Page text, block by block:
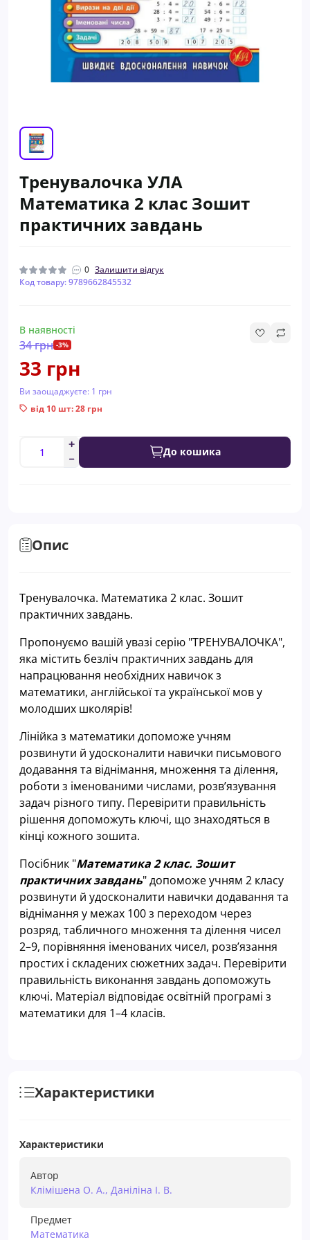
Тренувалочка УЛА
Математика 2 клас Зошит
практичних завдань
0 Залишити відгук
Код товару: 9789662845532
В наявності
34 грн -3%
33 грн
Ви заощаджуєте: 1 грн
від 10 шт: 28 грн
До кошика
Опис
Тренувалочка. Математика 2 клас. Зошит
практичних завдань.
Пропонуємо вашій увазі серію "ТРЕНУВАЛОЧКА",
яка містить безліч практичних завдань для
напрацювання необхідних навичок з
математики, англійської та української мов у
молодших школярів!
Лінійка з математики допоможе учням
розвинути й удосконалити навички письмового
додавання та віднімання, множення та ділення,
роботи з іменованими числами, розв’язування
задач різного типу. Перевірити правильність
рішення допоможуть ключі, що знаходяться в
кінці кожного зошита.
Посібник "Математика 2 клас. Зошит
практичних завдань" допоможе учням 2 класу
розвинути й удосконалити навички додавання та
віднімання у межах 100 з переходом через
розряд, табличного множення та ділення чисел
2–9, порівняння іменованих чисел, розв’язання
простих і складених сюжетних задач. Перевірити
правильність виконання завдань допоможуть
ключі. Матеріал відповідає освітній програмі з
математики для 1–4 класів.
Характеристики
Характеристики
Автор
Клімішена О. А., Даніліна І. В.
Предмет
Математика